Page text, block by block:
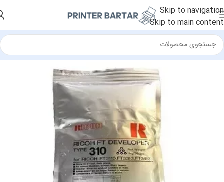
Skip to navigation
Skip to main content
خانه/لوازم مصرفی/دولوپر